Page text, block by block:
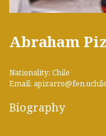
Abraham
Nationality: Chile
Email:
Biography